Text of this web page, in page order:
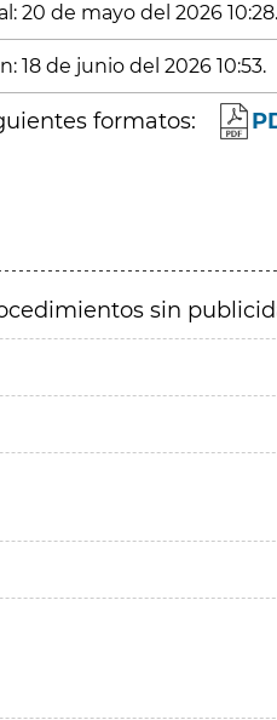
20 de mayo del 2026 10:28.
18 de junio del 2026 10:53.
formatos:
sin